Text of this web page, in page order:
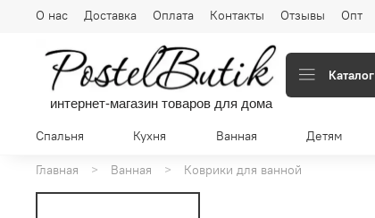
О нас Доставка Оплата Контакты Отзывы Опт
интернет-магазин товаров для дома
Каталог
Спальня Кухня Ванная Детям
Главная Ванная Коврики для ванной